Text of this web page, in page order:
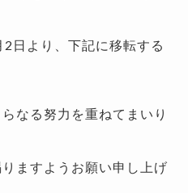
日より、下記に移転する
なる努力を重ねてまいり
ますようお願い申し上げ